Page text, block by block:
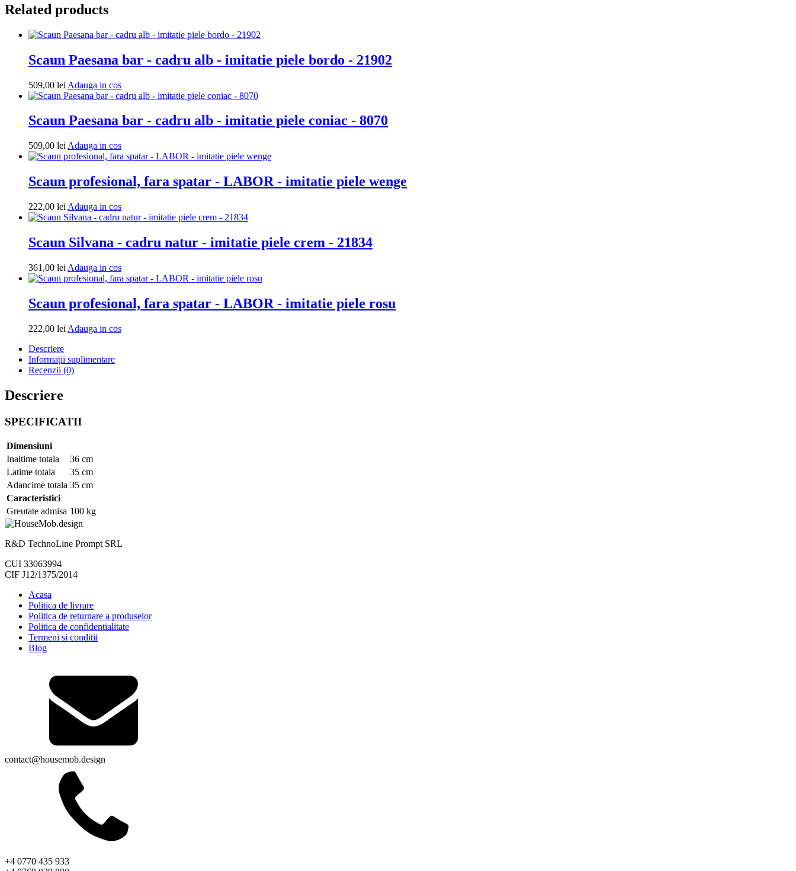
imitatie
maro/mov
15611/21897
Related products
Scaun Paesana bar - cadru alb - imitatie piele bordo - 21902
509,00 lei Adauga in cosAdauga
in
Scaun Paesana bar - cadru alb - imitatie piele coniac - 8070
509,00 lei Adauga in cosAdauga
in
Scaun profesional, fara spatar - LABOR - imitatie piele wenge
222,00 lei Adauga in cosAdauga
in
Scaun Silvana - cadru natur - imitatie piele crem - 21834
361,00 lei Adauga in cosAdauga
in
Scaun profesional, fara spatar - LABOR - imitatie piele rosu
222,00 lei Adauga in cosAdauga
Descriere
Informații suplimentare
Recenzii (0)
Descriere
SPECIFICATII
Dimensiuni
Inaltime totala
36 cm
Latime totala
35 cm
Adancime totala 35 cm
Caracteristici
Greutate admisa 100 kg
R&D TechnoLine Prompt SRL
CUI 33063994
CIF J12/1375/2014
Acasa
Politica de livrare
Politica de returnare a produselor
Politica de confidentialitate
Termeni si conditii
Blog
contact@housemob.design
+4 0770 435 933